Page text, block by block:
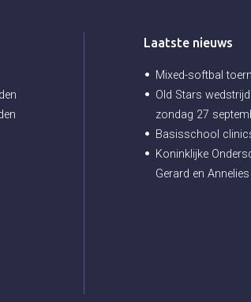
Laatste nieuws
Mixed-softbal
Old Stars
zondag 27
Basisschool
Koninklijke
Gerard en Annelies